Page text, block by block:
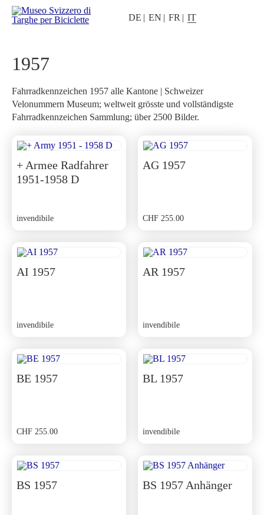
DE EN FR IT
1957
Fahrradkennzeichen 1957 alle Kantone | Schweizer
Velonummern Museum; weltweit grösste und vollständigste
Fahrradkennzeichen Sammlung; über 2500 Bilder.
+ Armee Radfahrer
1951-1958 D
invendibile
AG 1957
CHF 255.00
AI 1957
invendibile
AR 1957
invendibile
BE 1957
CHF 255.00
BL 1957
invendibile
BS 1957 BS 1957 Anhänger